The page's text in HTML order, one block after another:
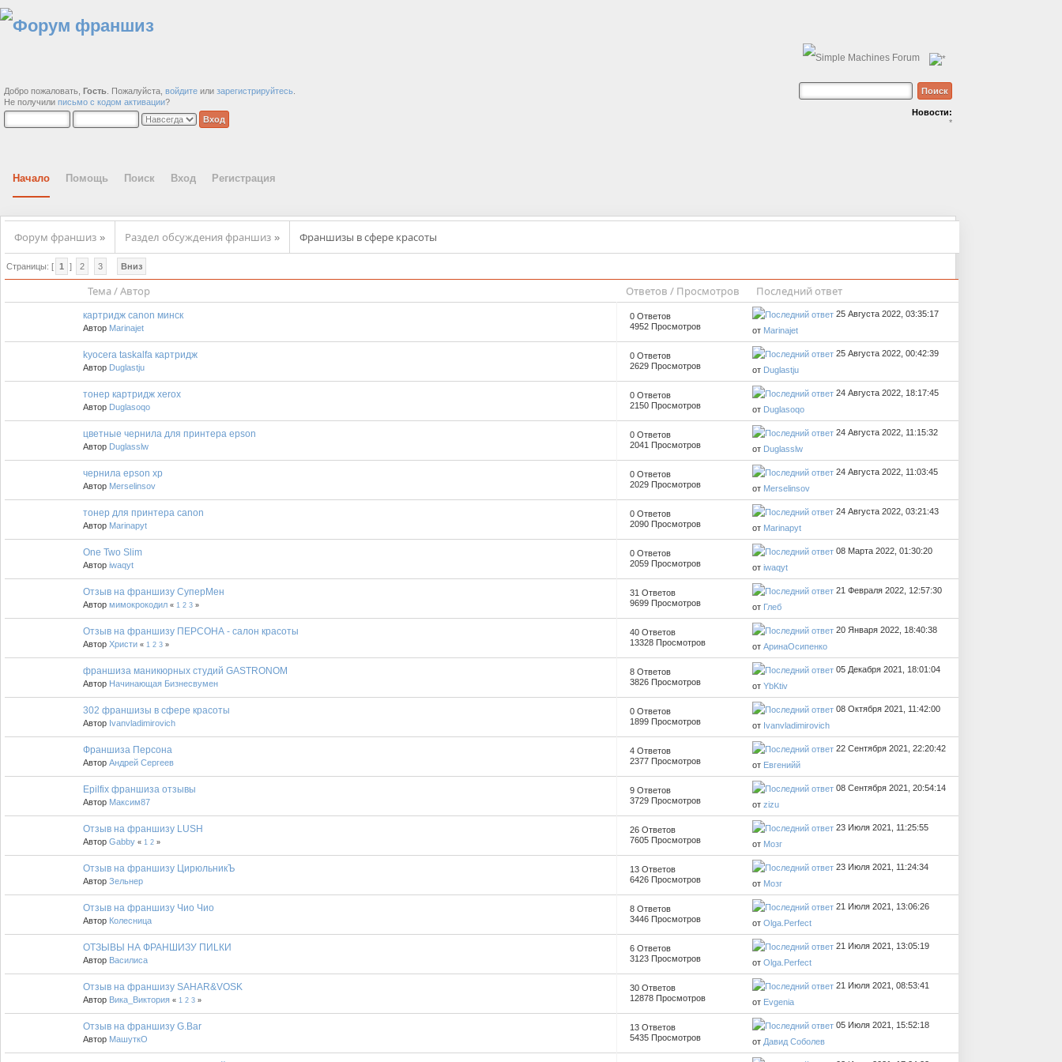
Добро пожаловать, Гость . Пожалуйста, войдите или зарегистрируйтесь
Не получили письмо с кодом активации?
Новости:
*
Начало Помощь Поиск Вход Регистрация
Форум франшиз » Раздел обсуждения франшиз » Франшизы в сфере красоты
Страницы: [ 1 ] 2 3 Вниз
Тема/Автор Ответов / Просмотров Последний ответ
картридж canon минск
Автор Marinajet
0 Ответов
4952 Просмотров
25 Августа 2022, 03:35:17
от Marinajet
kyocera taskalfa картридж
Автор Duglastju
0 Ответов
2629 Просмотров
25 Августа 2022, 00:42:39
от Duglastju
тонер картридж xerox
Автор Duglasoqo
0 Ответов
2150 Просмотров
24 Августа 2022, 18:17:45
от Duglasoqo
цветные чернила для принтера epson
Автор Duglasslw
0 Ответов
2041 Просмотров
24 Августа 2022, 11:15:32
от Duglasslw
чернила epson xp
Автор Merselinsov
0 Ответов
2029 Просмотров
24 Августа 2022, 11:03:45
от Merselinsov
тонер для принтера canon
Автор Marinapyt
0 Ответов
2090 Просмотров
24 Августа 2022, 03:21:43
от Marinapyt
One Two Slim
Автор iwaqyt
0 Ответов
2059 Просмотров
08 Марта 2022, 01:30:20
от iwaqyt
Отзыв на франшизу СуперМен
Автор мимокрокодил « 1 2 3 »
31 Ответов
9699 Просмотров
21 Февраля 2022, 12:57:30
от Глеб
Отзыв на франшизу ПЕРСОНА - салон красоты
Автор Христи « 1 2 3 »
40 Ответов
13328 Просмотров
20 Января 2022, 18:40:38
от АринаОсипенко
франшиза маникюрных студий GASTRONOM
Автор Начинающая Бизнесвумен
8 Ответов
3826 Просмотров
05 Декабря 2021, 18:01:04
от YbKtiv
302 франшизы в сфере красоты
Автор Ivanvladimirovich
0 Ответов
1899 Просмотров
08 Октября 2021, 11:42:00
от Ivanvladimirovich
Франшиза Персона
Автор Андрей Сергеев
4 Ответов
2377 Просмотров
22 Сентября 2021, 22:20:42
от Евгенийй
Epilfix франшиза отзывы
Автор Максим87
9 Ответов
3729 Просмотров
08 Сентября 2021, 20:54:14
от zizu
Отзыв на франшизу LUSH
Автор Gabby « 1 2 »
26 Ответов
7605 Просмотров
23 Июля 2021, 11:25:55
от Мозг
Отзыв на франшизу ЦирюльникЪ
Автор Зельнер
13 Ответов
6426 Просмотров
23 Июля 2021, 11:24:34
от Мозг
Отзыв на франшизу Чио Чио
Автор Колесница
8 Ответов
3446 Просмотров
21 Июля 2021, 13:06:26
от Olga.Perfect
ОТЗЫВЫ НА ФРАНШИЗУ ПИLКИ
Автор Василиса
6 Ответов
3123 Просмотров
21 Июля 2021, 13:05:19
от Olga.Perfect
Отзыв на франшизу SAHAR&VOSK
Автор Вика_Виктория « 1 2 3 »
30 Ответов
12878 Просмотров
21 Июля 2021, 08:53:41
от Evgenia
Отзыв на франшизу G.Bar
Автор МашуткО
13 Ответов
5435 Просмотров
05 Июля 2021, 15:52:18
от Давид Соболев